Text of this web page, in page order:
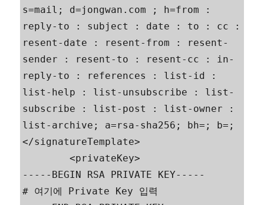
s=mail; d=jongwan.com ; h=from :
reply-to : subject : date : to : cc :
resent-date : resent-from : resent-
sender : resent-to : resent-cc : in-
reply-to : references : list-id :
list-help : list-unsubscribe : list-
subscribe : list-post : list-owner :
list-archive; a=rsa-sha256; bh=; b=;
</signatureTemplate>
        <privateKey>
-----BEGIN RSA PRIVATE KEY-----
# 여기에 Private Key 입력